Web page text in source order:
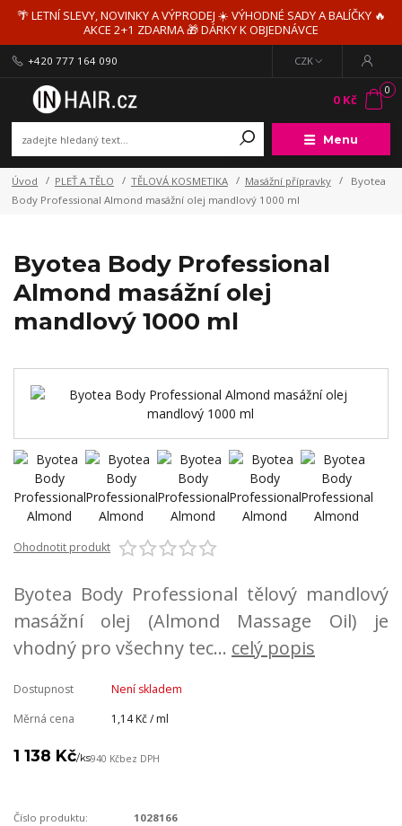
🌴 LETNÍ SLEVY, NOVINKY A VÝPRODEJ ☀️ VÝHODNÉ SADY A BALÍČKY 🔥
AKCE 2+1 ZDARMA 🎁 DÁRKY K OBJEDNÁVCE
Menu
CZK
+420 777 164 090
0
0 Kč
Úvod PLEŤ A TĚLO TĚLOVÁ KOSMETIKA Masážní přípravky
Byotea
Body Professional Almond masážní olej mandlový 1000 ml
Byotea Body Professional
Almond masážní olej
mandlový 1000 ml
Ohodnotit produkt
Byotea Body Professional tělový mandlový
masážní olej (Almond Massage Oil) je
vhodný pro všechny tec... celý popis
Dostupnost
Není skladem
Měrná cena
1,14 Kč / ml
1 138 Kč/ks940 Kčbez DPH
Číslo produktu:
1028166